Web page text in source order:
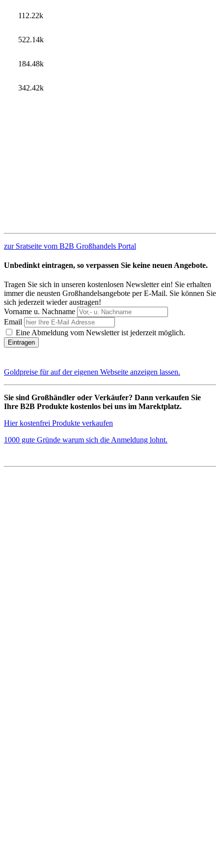
zur Sratseite vom B2B Großhandels Portal
Unbedinkt eintragen, so verpassen Sie keine neuen Angebote.
Tragen Sie sich in unseren kostenlosen Newsletter ein! Sie erhalten
immer die neusten Großhandelsangebote per E-Mail. Sie können Sie
sich jederzeit wieder austragen!
Vorname u. Nachname
Email
Eine Abmeldung vom Newsletter ist jederzeit möglich.
Goldpreise für auf der eigenen Webseite anzeigen lassen.
Sie sind Großhändler oder Verkäufer? Dann verkaufen Sie
Ihre B2B Produkte kostenlos bei uns im Marektplatz.
Hier kostenfrei Produkte verkaufen
1000 gute Gründe warum sich die Anmeldung lohnt.
112.22k
522.14k
184.48k
342.42k